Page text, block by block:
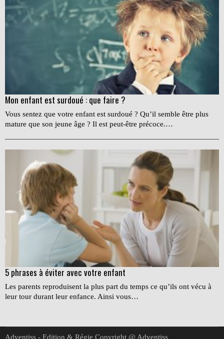
Mon enfant est surdoué : que faire ?
Vous sentez que votre enfant est surdoué ? Qu’il semble être plus
mature que son jeune âge ? Il est peut-être précoce.…
5 phrases à éviter avec votre enfant
Les parents reproduisent la plus part du temps ce qu’ils ont vécu à
leur tour durant leur enfance. Ainsi vous…
Adventiss - Edition & Régie Copyright @ Adventiss